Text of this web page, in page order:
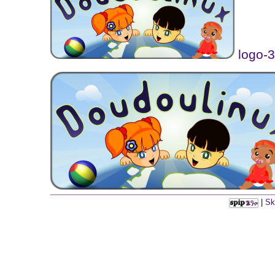
logo-